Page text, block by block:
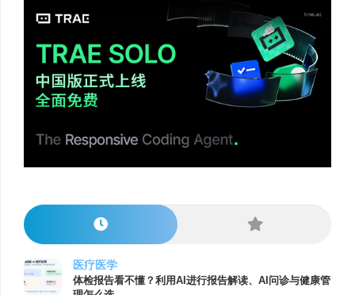
医疗医学
体检报告看不懂？利用AI进行报告解读、AI问诊与健康管